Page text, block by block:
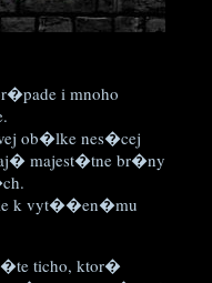
i mnoho
ob�lke nes�cej
majest�tne br�ny
k vyt��en�mu
ticho, ktor�